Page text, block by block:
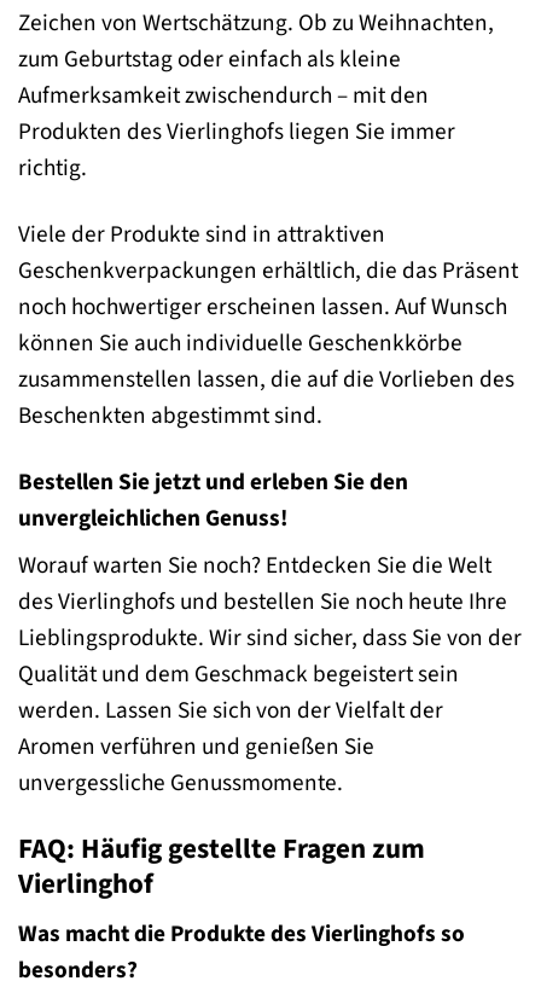
Zeichen von Wertschätzung. Ob zu Weihnachten,
zum Geburtstag oder einfach als kleine
Aufmerksamkeit zwischendurch – mit den
Produkten des Vierlinghofs liegen Sie immer
richtig.
Viele der Produkte sind in attraktiven
Geschenkverpackungen erhältlich, die das Präsent
noch hochwertiger erscheinen lassen. Auf Wunsch
können Sie auch individuelle Geschenkkörbe
zusammenstellen lassen, die auf die Vorlieben des
Beschenkten abgestimmt sind.
Bestellen Sie jetzt und erleben Sie den
unvergleichlichen Genuss!
Worauf warten Sie noch? Entdecken Sie die Welt
des Vierlinghofs und bestellen Sie noch heute Ihre
Lieblingsprodukte. Wir sind sicher, dass Sie von der
Qualität und dem Geschmack begeistert sein
werden. Lassen Sie sich von der Vielfalt der
Aromen verführen und genießen Sie
unvergessliche Genussmomente.
FAQ: Häufig gestellte Fragen zum
Vierlinghof
Was macht die Produkte des Vierlinghofs so
besonders?